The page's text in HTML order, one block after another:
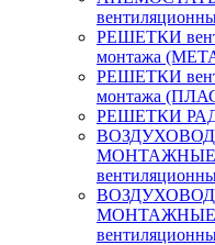
РЕШЕТКИ
монтажа
РЕШЕТКИ
монтажа
РЕШЕТКИ
МОНТАЖНЫЕ
МОНТАЖНЫЕ